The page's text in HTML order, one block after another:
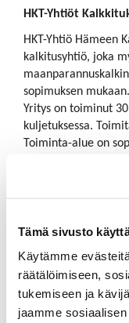
Tämä sivusto
Käytämme
räätälöimiseen,
tukemiseen ja
jaamme
HKT-Yhtiöt
HKT-Yhtiö Hämeen
kalkitusyhtiö, joka
sopimuksen mukaan.
Yritys on toiminut
kuljetuksessa.
Toiminta-alue on
Kuljetamme kalkin
reunaan.
kalkkia kahdella
Hkt-Yhtiö Hämeen
1989. Se on